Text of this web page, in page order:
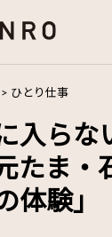
> ひとり仕事
入ら
たま・
体験」